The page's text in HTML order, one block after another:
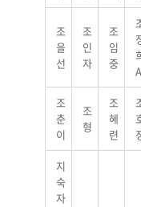
조
을
선
조
인
자
조
임
중
A
조
춘
이
조
형
조
혜
련
지
숙
자